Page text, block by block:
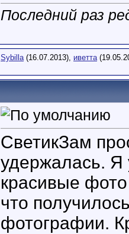
Последний раз
Sybilla(16.07.2013), иветта
СветикЗам
удержалась.
красивые
что
фотографии.